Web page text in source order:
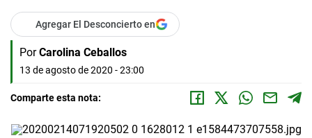
Agregar El Desconcierto en
Por Carolina Ceballos
13 de agosto de 2020 - 23:00
Comparte esta nota: